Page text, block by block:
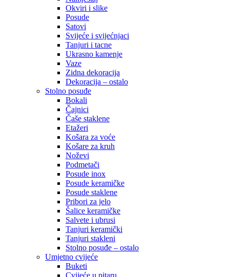
Okviri i slike
Posude
Satovi
Svijeće i svijećnjaci
Tanjuri i tacne
Ukrasno kamenje
Vaze
Zidna dekoracija
Dekoracija – ostalo
Stolno posuđe
Bokali
Čajnici
Čaše staklene
Etažeri
Košara za voće
Košare za kruh
Noževi
Podmetači
Posude inox
Posude keramičke
Posude staklene
Pribori za jelo
Šalice keramičke
Salvete i ubrusi
Tanjuri keramički
Tanjuri stakleni
Stolno posuđe – ostalo
Umjetno cvijeće
Buketi
Cvijeće u pitaru